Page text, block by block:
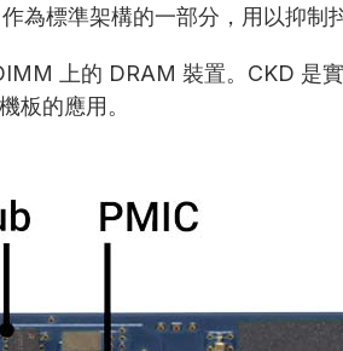
標準架構的一部分，用以抑制
上的 DRAM 裝置。CKD 是
板的應用。